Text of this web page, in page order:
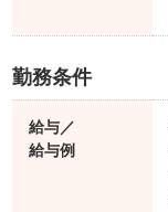
勤務条件
給与／
給与例